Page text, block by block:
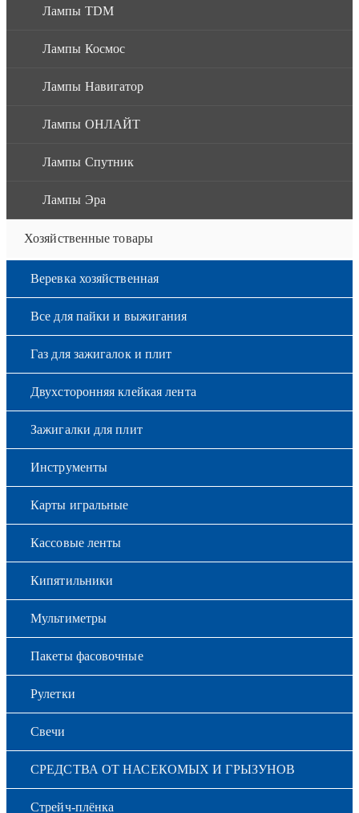
Лампы TDM
Лампы Космос
Лампы Навигатор
Лампы ОНЛАЙТ
Лампы Спутник
Лампы Эра
Хозяйственные товары
Веревка хозяйственная
Все для пайки и выжигания
Газ для зажигалок и плит
Двухсторонняя клейкая лента
Зажигалки для плит
Инструменты
Карты игральные
Кассовые ленты
Кипятильники
Мультиметры
Пакеты фасовочные
Рулетки
Свечи
СРЕДСТВА ОТ НАСЕКОМЫХ И ГРЫЗУНОВ
Стрейч-плёнка